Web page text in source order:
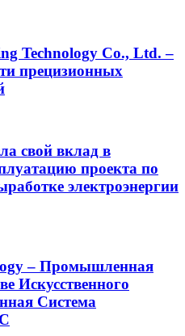
Technology Co., Ltd. –
прецизионных
свой вклад в
проекта по
электроэнергии
– Промышленная
Искусственного
Cистема